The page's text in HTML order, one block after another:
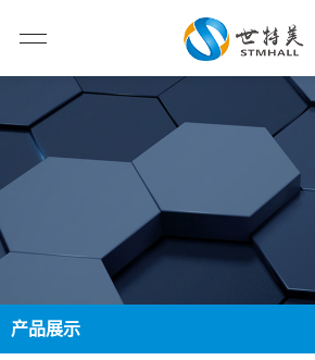
产品展示